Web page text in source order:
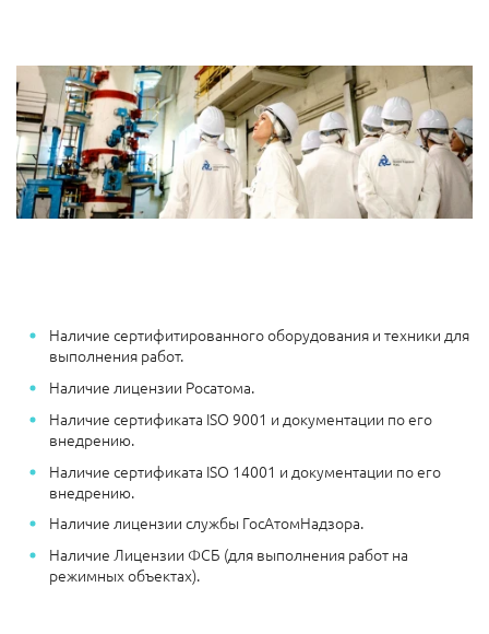
Наличие сертифитированного оборудования и техники для
выполнения работ.
Наличие лицензии Росатома.
Наличие сертификата ISO 9001 и документации по его
внедрению.
Наличие сертификата ISO 14001 и документации по его
внедрению.
Наличие лицензии службы ГосАтомНадзора.
Наличие Лицензии ФСБ (для выполнения работ на
режимных объектах).